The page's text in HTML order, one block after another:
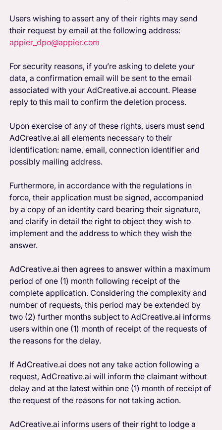
Users wishing to assert any of their rights may send
their request by email at the following address:
appier_dpo@appier.com
For security reasons, if you’re asking to delete your
data, a confirmation email will be sent to the email
associated with your AdCreative.ai account. Please
reply to this mail to confirm the deletion process.
Upon exercise of any of these rights, users must send
AdCreative.ai all elements necessary to their
identification: name, email, connection identifier and
possibly mailing address.
Furthermore, in accordance with the regulations in
force, their application must be signed, accompanied
by a copy of an identity card bearing their signature,
and clarify in detail the right to object they wish to
implement and the address to which they wish the
answer.
AdCreative.ai then agrees to answer within a maximum
period of one (1) month following receipt of the
complete application. Considering the complexity and
number of requests, this period may be extended by
two (2) further months subject to AdCreative.ai informs
users within one (1) month of receipt of the requests of
the reasons for the delay.
If AdCreative.ai does not any take action following a
request, AdCreative.ai will inform the claimant without
delay and at the latest within one (1) month of receipt of
the request of the reasons for not taking action.
AdCreative.ai informs users of their right to lodge a